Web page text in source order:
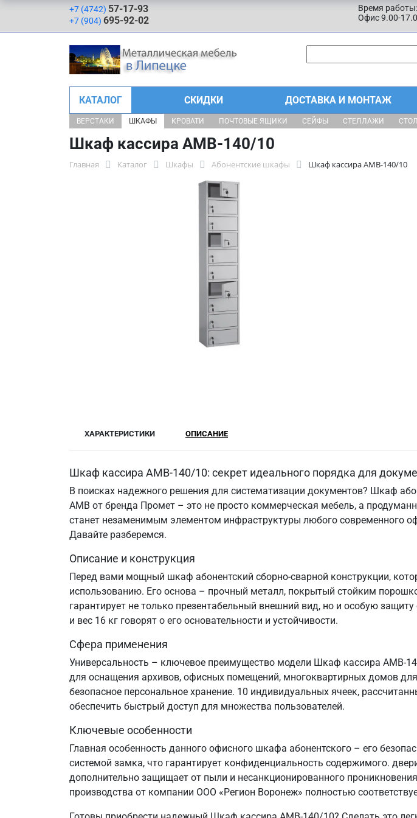
+7 (4742) 57-17-93
+7 (904) 695-92-02
Время работы:
Офис 9.00-
КАТАЛОГ СКИДКИ ДОСТАВКА И МОНТАЖ
ВЕРСТАКИ ШКАФЫ КРОВАТИ ПОЧТОВЫЕ ЯЩИКИ СЕЙФЫ СТЕЛЛАЖИ
Шкаф кассира AMB-140/10
Главная Каталог Шкафы Абонентские шкафы Шкаф кассира AMB-140/10
ХАРАКТЕРИСТИКИ ОПИСАНИЕ
Шкаф кассира AMB-140/10: секрет идеального порядка для
В поисках надежного решения для систематизации документов? Шкаф
АМВ от бренда Промет – это не просто коммерческая мебель, а
станет незаменимым элементом инфраструктуры любого современного
Давайте разберемся.
Описание и конструкция
Перед вами мощный шкаф абонентский сборно-сварной конструкции,
использованию. Его основа – прочный металл, покрытый стойким
гарантирует не только презентабельный внешний вид, но и особую
и вес 16 кг говорят о его основательности и устойчивости.
Сфера применения
Универсальность – ключевое преимущество модели Шкаф кассира AMB-
для оснащения архивов, офисных помещений, многоквартирных домов
безопасное персональное хранение. 10 индивидуальных ячеек,
обеспечить быстрый доступ для множества пользователей.
Ключевые особенности
Главная особенность данного офисного шкафа абонентского – его
системой замка, что гарантирует конфиденциальность содержимого.
дополнительно защищает от пыли и несанкционированного
производства от компании ООО «Регион Воронеж» полностью